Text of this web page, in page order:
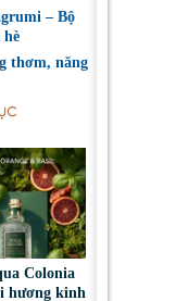
– Bộ
hè
thơm, năng
Colonia
hương kinh